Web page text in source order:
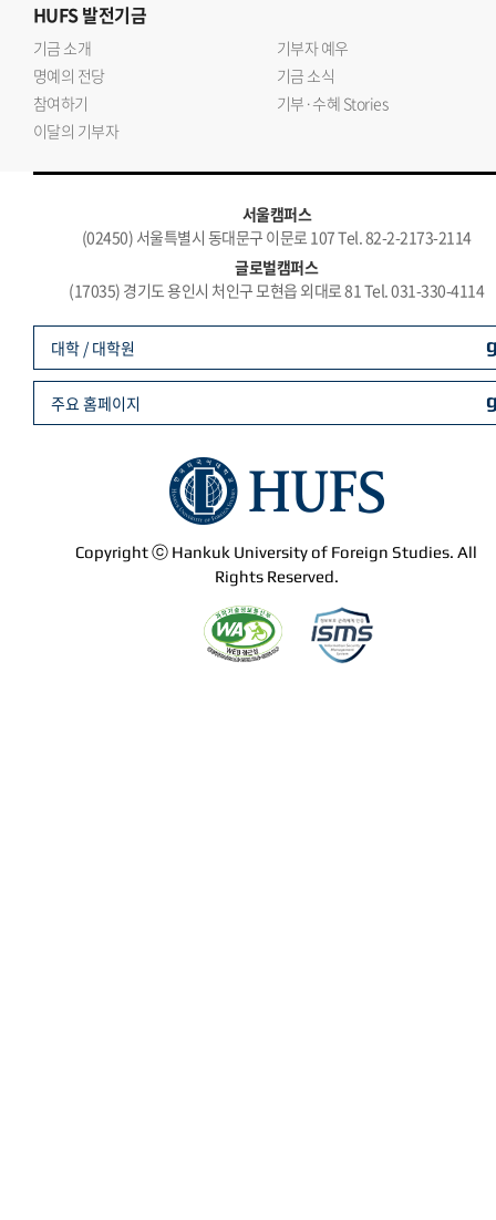
HUFS발전기금
기금 소개
기부자 예우
명예의 전당
기금 소식
참여하기
기부·수혜 Stories
이달의 기부자
서울캠퍼스
(02450) 서울특별시 동대문구 이문로 107 Tel. 82-2-2173-2114
글로벌캠퍼스
(17035) 경기도 용인시 처인구 모현읍 외대로 81 Tel. 031-330-4114
Copyright ⓒ Hankuk University of Foreign Studies. All
Rights Reserved.
대학 / 대학원
주요 홈페이지